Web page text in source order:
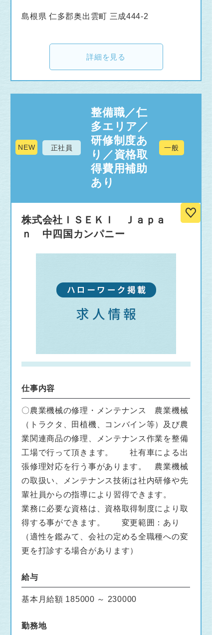
島根県 仁多郡奥出雲町 三成444-2
詳細を見る
NEW 正社員
整備職／仁
多エリア／
研修制度あ
り／資格取
得費用補助
あり
一般
株式会社ＩＳＥＫＩ Ｊａｐａ
ｎ 中四国カンパニー
仕事内容
〇農業機械の修理・メンテナンス 農業機械
（トラクタ、田植機、コンバイン等）及び農
業関連商品の修理、メンテナンス作業を整備
工場で行って頂きます。 社有車による出
張修理対応を行う事があります。 農業機械
の取扱い、メンテナンス技術は社内研修や先
輩社員からの指導により習得できます。
業務に必要な資格は、資格取得制度により取
得する事ができます。 変更範囲：あり
（適性を鑑みて、会社の定める全職種への変
更を打診する場合があります）
給与
基本月給額 185000 ～ 230000
勤務地